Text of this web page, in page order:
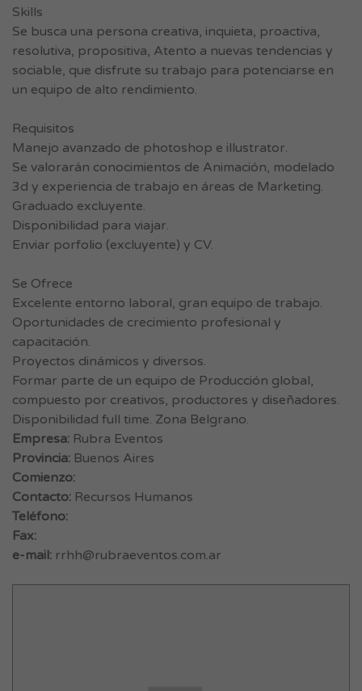
Skills
Se busca una persona creativa, inquieta, proactiva,
resolutiva, propositiva, Atento a nuevas tendencias y
sociable, que disfrute su trabajo para potenciarse en
un equipo de alto rendimiento.
Requisitos
Manejo avanzado de photoshop e illustrator.
Se valorarán conocimientos de Animación, modelado
3d y experiencia de trabajo en áreas de Marketing.
Graduado excluyente.
Disponibilidad para viajar.
Enviar porfolio (excluyente) y CV.
Se Ofrece
Excelente entorno laboral, gran equipo de trabajo.
Oportunidades de crecimiento profesional y
capacitación.
Proyectos dinámicos y diversos.
Formar parte de un equipo de Producción global,
compuesto por creativos, productores y diseñadores.
Disponibilidad full time. Zona Belgrano.
Empresa: Rubra Eventos
Provincia: Buenos Aires
Comienzo:
Contacto: Recursos Humanos
Teléfono:
Fax:
e-mail: rrhh@rubraeventos.com.ar